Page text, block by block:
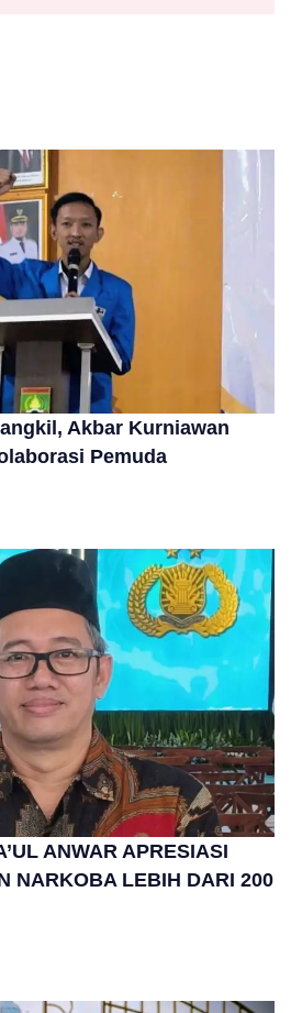
Akbar Kurniawan
Pemuda
ANWAR APRESIASI
NARKOBA LEBIH DARI 200